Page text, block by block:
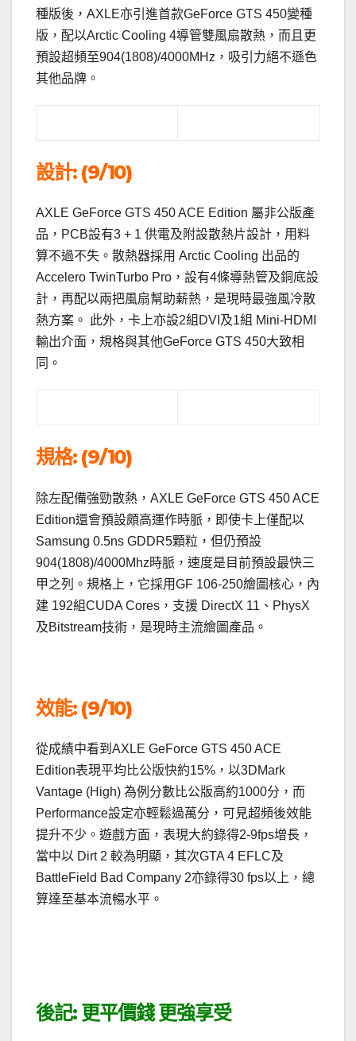
種版後，AXLE亦引進首款GeForce GTS 450變種
版，配以Arctic Cooling 4導管雙風扇散熱，而且更
預設超頻至904(1808)/4000MHz，吸引力絕不遜色
其他品牌。
設計: (9/10)
AXLE GeForce GTS 450 ACE Edition 屬非公版產
品，PCB設有3 + 1 供電及附設散熱片設計，用料
算不過不失。散熱器採用 Arctic Cooling 出品的
Accelero TwinTurbo Pro，設有4條導熱管及銅底設
計，再配以兩把風扇幫助薪熱，是現時最強風冷散
熱方案。 此外，卡上亦設2組DVI及1組 Mini-HDMI
輸出介面，規格與其他GeForce GTS 450大致相
同。
規格: (9/10)
除左配備強勁散熱，AXLE GeForce GTS 450 ACE
Edition還會預設頗高運作時脈，即使卡上僅配以
Samsung 0.5ns GDDR5顆粒，但仍預設
904(1808)/4000Mhz時脈，速度是目前預設最快三
甲之列。規格上，它採用GF 106-250繪圖核心，內
建 192組CUDA Cores，支援 DirectX 11、PhysX
及Bitstream技術，是現時主流繪圖產品。
效能: (9/10)
從成績中看到AXLE GeForce GTS 450 ACE
Edition表現平均比公版快約15%，以3DMark
Vantage (High) 為例分數比公版高約1000分，而
Performance設定亦輕鬆過萬分，可見超頻後效能
提升不少。遊戲方面，表現大約錄得2-9fps增長，
當中以 Dirt 2 較為明顯，其次GTA 4 EFLC及
BattleField Bad Company 2亦錄得30 fps以上，總
算達至基本流暢水平。
後記: 更平價錢 更強享受